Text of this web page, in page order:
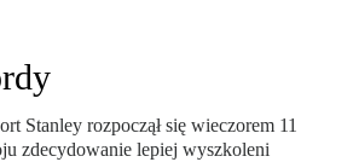
Stanley rozpoczął się wieczorem 11
zdecydowanie lepiej wyszkoleni